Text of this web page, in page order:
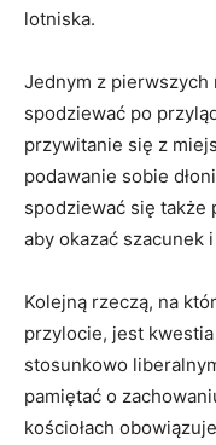
lotniska.
Jednym z pierwszych
spodziewać po
przywitanie się z
podawanie sobie
spodziewać się także
aby okazać szacunek
Kolejną rzeczą, na
przylocie, jest
stosunkowo‌
pamiętać o
kościołach